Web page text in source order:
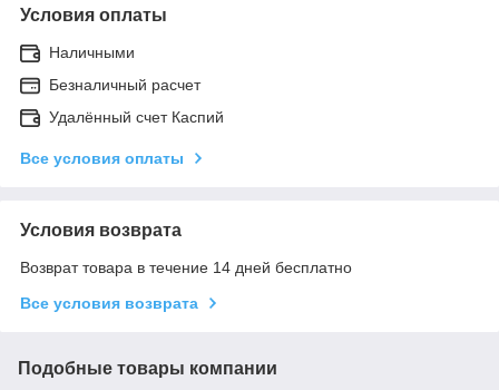
Условия оплаты
Наличными
Безналичный расчет
Удалённый счет Каспий
Все условия оплаты
Условия возврата
Возврат товара в течение 14 дней бесплатно
Все условия возврата
Подобные товары компании